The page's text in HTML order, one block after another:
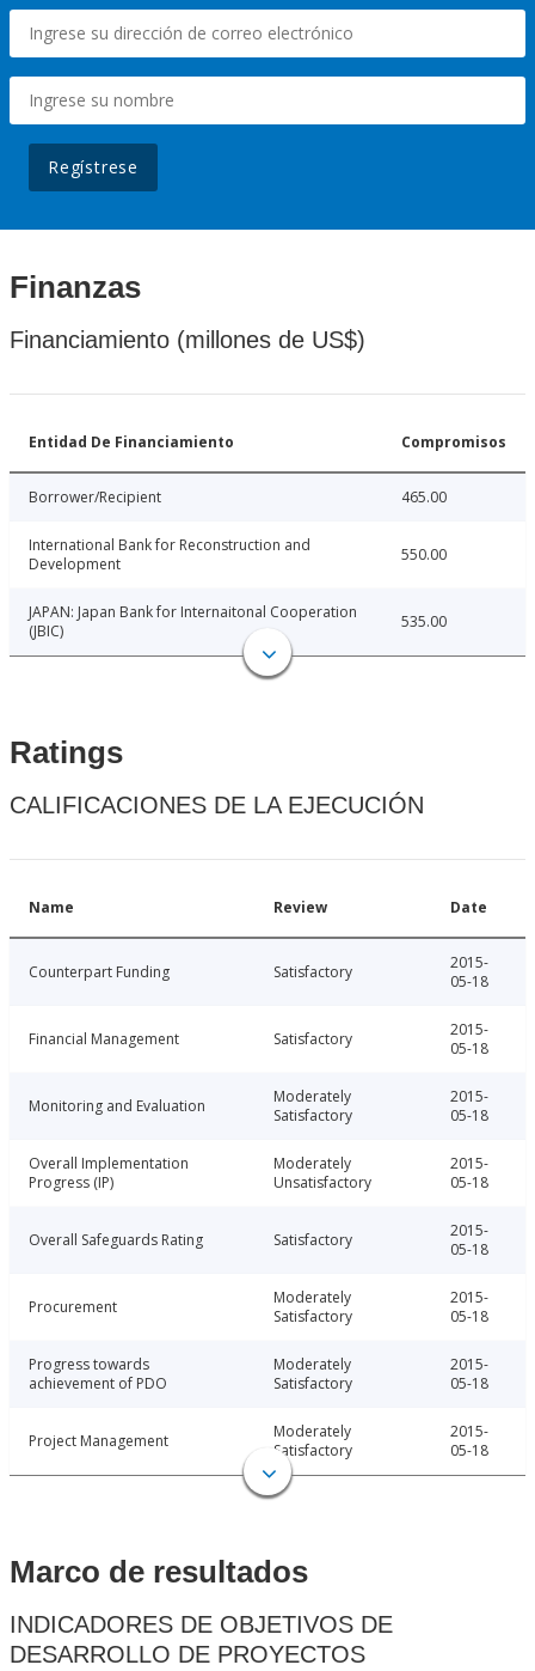
Regístrese
Finanzas
Financiamiento (millones de US$)
Entidad De Financiamiento Compromisos
Borrower/Recipient 465.00
International Bank for Reconstruction and
Development
550.00
JAPAN: Japan Bank for Internaitonal Cooperation
(JBIC)
535.00
Ratings
CALIFICACIONES DE LA EJECUCIÓN
Name Review Date
Counterpart Funding Satisfactory
2015-
05-18
Financial Management Satisfactory
2015-
05-18
Monitoring and Evaluation
Moderately
Satisfactory
2015-
05-18
Overall Implementation
Progress (IP)
Moderately
Unsatisfactory
2015-
05-18
Overall Safeguards Rating Satisfactory
2015-
05-18
Procurement
Moderately
Satisfactory
2015-
05-18
Progress towards
achievement of PDO
Moderately
Satisfactory
2015-
05-18
Project Management
Moderately
Satisfactory
2015-
05-18
Marco de resultados
INDICADORES DE OBJETIVOS DE
DESARROLLO DE PROYECTOS